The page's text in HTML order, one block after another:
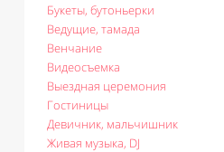
Букеты, бутоньерки
Ведущие, тамада
Венчание
Видеосъемка
Выездная церемония
Гостиницы
Девичник, мальчишник
Живая музыка, DJ